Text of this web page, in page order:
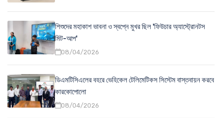
শিশুদের মহাকাশ ভাবনা ও স্বপ্নে মুখর ছিল 'ফিউচার অ্যাস্ট্রোনটস
মিট-আপ'
08/04/2026
ডিএমটিসিএলের বহরে ভেহিকেল টেলিমেটিকস সিস্টেম বাস্তবায়ন করবে
কারকোপোলো
08/04/2026